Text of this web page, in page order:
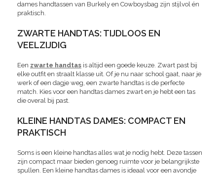
dames handtassen van Burkely en Cowboysbag zijn stijlvol én
praktisch.
ZWARTE HANDTAS: TIJDLOOS EN
VEELZIJDIG
Een zwarte handtas is altijd een goede keuze. Zwart past bij
elke outfit en straalt klasse uit. Of je nu naar school gaat, naar je
werk of een dagje weg, een zwarte handtas is de perfecte
match. Kies voor een handtas dames zwart en je hebt een tas
die overal bij past.
KLEINE HANDTAS DAMES: COMPACT EN
PRAKTISCH
Soms is een kleine handtas alles wat je nodig hebt. Deze tassen
zijn compact maar bieden genoeg ruimte voor je belangrijkste
spullen. Een kleine handtas dames is ideaal voor een avondje